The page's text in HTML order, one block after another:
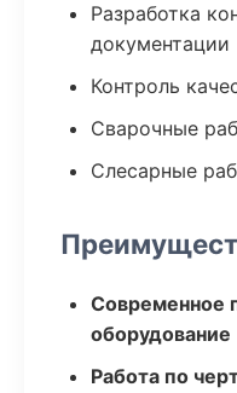
Разработка
документации
Контроль
Сварочные
Слесарные
Современное
оборудование
Работа по